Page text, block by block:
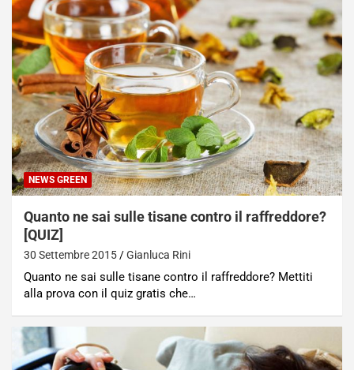
NEWS GREEN
Quanto ne sai sulle tisane contro il raffreddore?
[QUIZ]
30 Settembre 2015 Gianluca Rini
Quanto ne sai sulle tisane contro il raffreddore? Mettiti
alla prova con il quiz gratis che…